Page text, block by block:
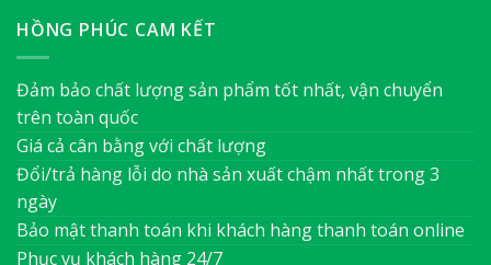
HỒNG PHÚC CAM KẾT
Đảm bảo chất lượng sản phẩm tốt nhất, vận chuyển
trên toàn quốc
Giá cả cân bằng với chất lượng
Đổi/trả hàng lỗi do nhà sản xuất chậm nhất trong 3
ngày
Bảo mật thanh toán khi khách hàng thanh toán online
Phục vụ khách hàng 24/7